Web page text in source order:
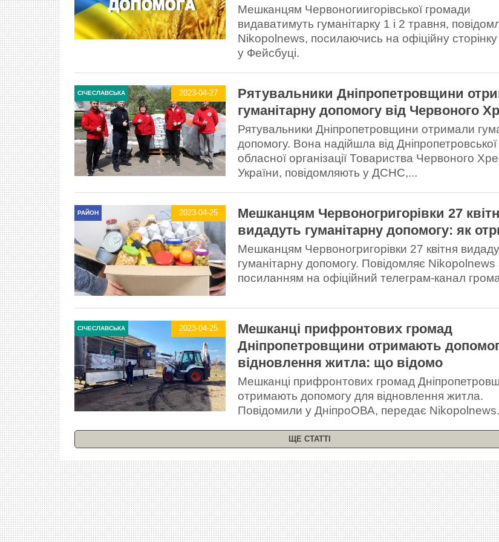
Мешканцям Червоногиигорівської громади
видаватимуть гуманітарку 1 і 2 травня,
Nikopolnews, посилаючись на офіційну
у Фейсбуці.
СІЧЕСЛАВСЬКА 2023-04-27
Рятувальники Дніпропетровщини
гуманітарну допомогу від Червоного
Рятувальники Дніпропетровщини отримали
допомогу. Вона надійшла від Дніпропетровської
обласної організації Товариства Червоного
України, повідомляють у ДСНС,...
РАЙОН 2023-04-25
Мешканцям Червоногригорівки 27
видадуть гуманітарну допомогу: як
Мешканцям Червоногригорівки 27 квітня
гуманітарну допомогу. Повідомляє Nikopolnews
посиланням на офіційний телеграм-канал
СІЧЕСЛАВСЬКА 2023-04-25
Мешканці прифронтових громад
Дніпропетровщини отримають
відновлення житла: що відомо
Мешканці прифронтових громад
отримають допомогу для відновлення житла.
Повідомили у ДніпроОВА, передає Nikopolnews.
ЩЕ СТАТТІ